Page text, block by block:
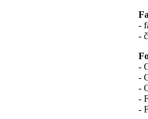
-
-
-
-
-
-
-